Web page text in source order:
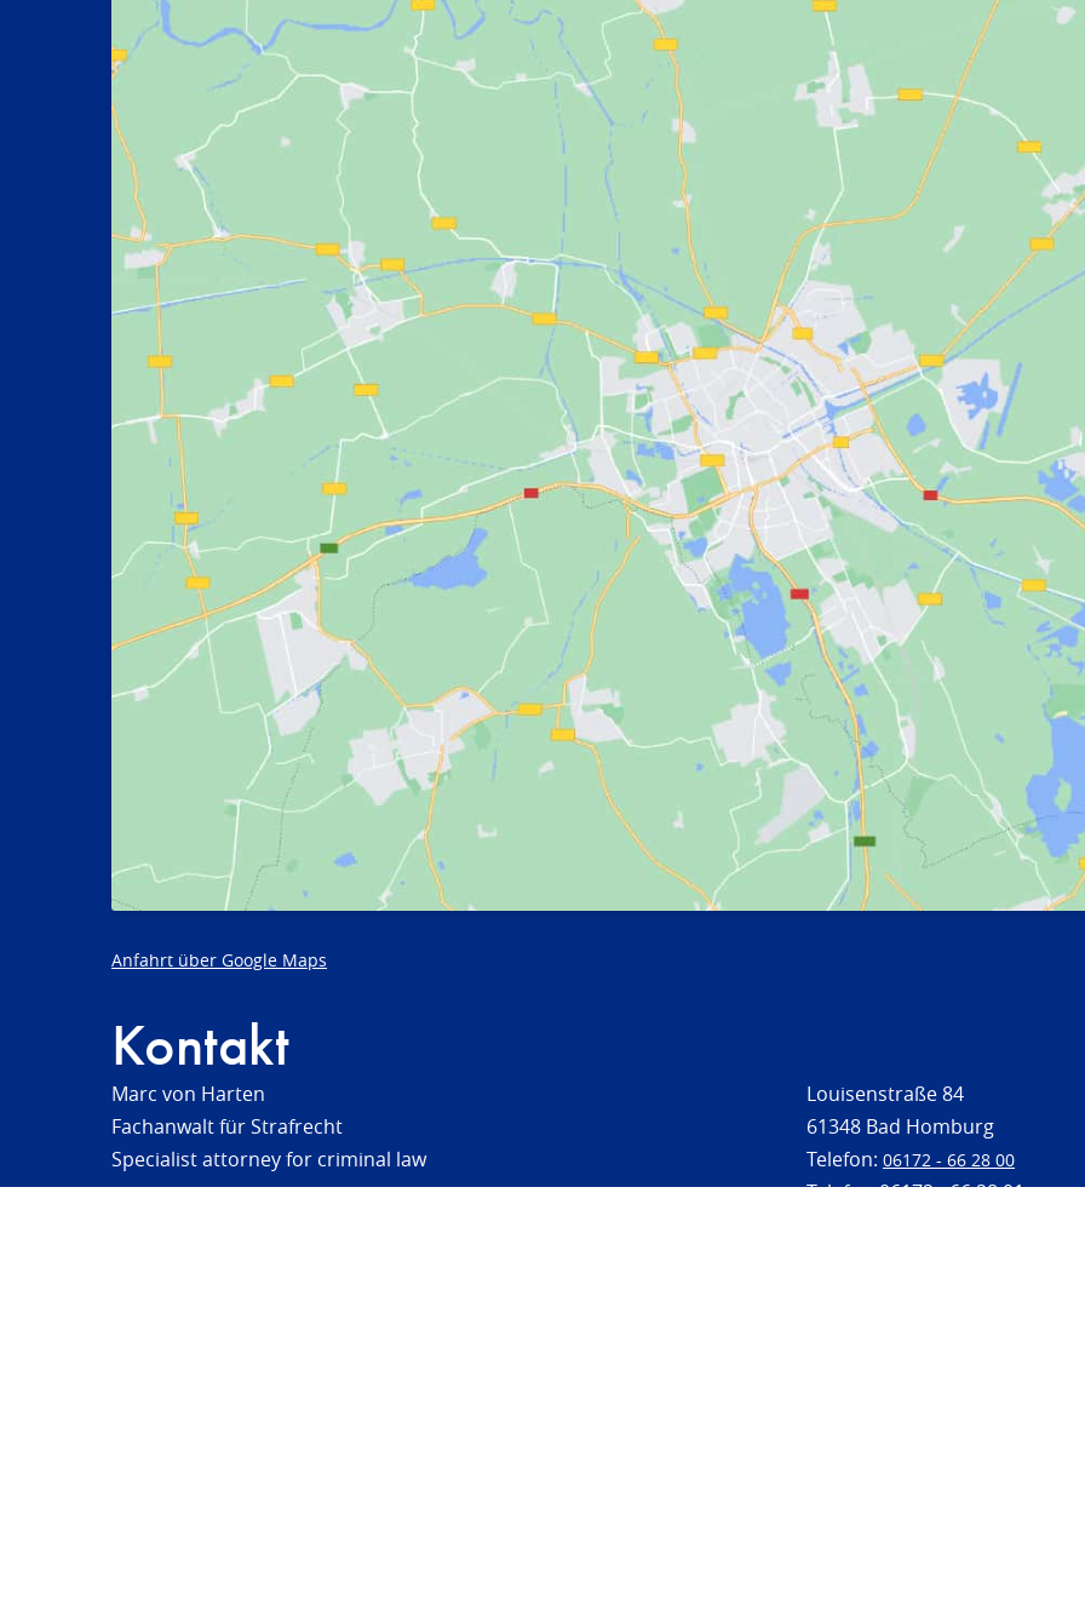
Anfahrt über Google Maps
Kontakt
Marc von Harten
Fachanwalt für Strafrecht
Specialist attorney for criminal law
Louisenstraße 84
61348 Bad Homburg
Telefon: 06172 - 66 28 00
Telefax: 06172 - 66 28 01